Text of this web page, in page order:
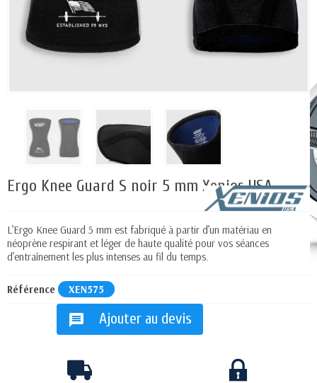
Ergo Knee Guard S noir 5 mm Xenios USA
L’Ergo Knee Guard 5 mm est fabriqué à partir d’un matériau en
néoprène respirant et léger de haute qualité pour vos séances
d’entraînement les plus intenses au fil du temps.
Référence XEN575
message Ajouter au devis